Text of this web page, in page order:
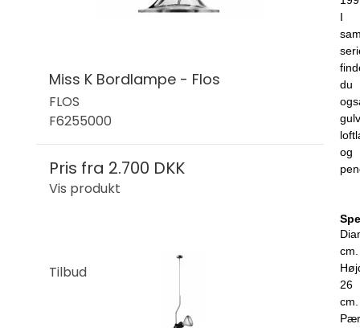
Miss K Bordlampe - Flos
FLOS
F6255000
Pris fra 2.700 DKK
Vis produkt
Tilbud
I
du
og
cm.
26
cm.